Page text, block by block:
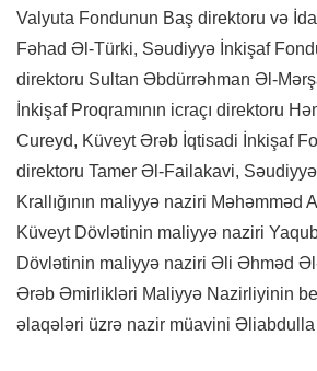
Valyuta Fondunun Baş direktoru və
Fəhad Əl-Türki, Səudiyyə İnkişaf
direktoru Sultan Əbdürrəhman Əl-
İnkişaf Proqramının icraçı direktoru
Cureyd, Küveyt Ərəb İqtisadi İnkişaf
direktoru Tamer Əl-Failakavi,
Krallığının maliyyə naziri Məhəmməd
Küveyt Dövlətinin maliyyə naziri
Dövlətinin maliyyə naziri Əli Əhməd
Ərəb Əmirlikləri Maliyyə Nazirliyinin
əlaqələri üzrə nazir müavini